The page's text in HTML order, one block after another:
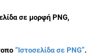
σε μορφή PNG,
“Ιστοσελίδα σε PNG”.